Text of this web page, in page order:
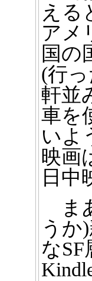
える
アメ
国の
(行
軒並
車を
いよ
映画
日中
ま
うか
な